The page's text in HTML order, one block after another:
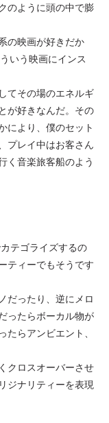
のように頭の中で膨
の映画が好きだか
いう映画にインス
てその場のエネルギ
が好きなんだ。その
により、僕のセット
プレイ中はお客さん
く音楽旅客船のよう
テゴライズするの
ティーでもそうです
だったり、逆にメロ
ったらボーカル物が
らアンビエント、
クロスオーバーさせ
ジナリティーを表現